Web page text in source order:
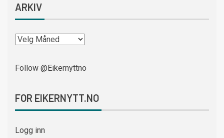
ARKIV
Follow @Eikernyttno
FOR EIKERNYTT.NO
Logg inn